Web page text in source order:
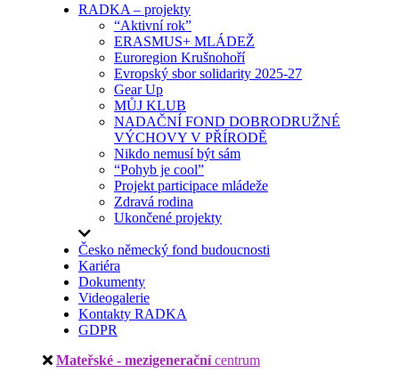
RADKA – projekty
“Aktivní rok”
ERASMUS+ MLÁDEŽ
Euroregion Krušnohoří
Evropský sbor solidarity 2025-27
Gear Up
MŮJ KLUB
NADAČNÍ FOND DOBRODRUŽNÉ
VÝCHOVY V PŘÍRODĚ
Nikdo nemusí být sám
“Pohyb je cool”
Projekt participace mládeže
Zdravá rodina
Ukončené projekty
Česko německý fond budoucnosti
Kariéra
Dokumenty
Videogalerie
Kontakty RADKA
GDPR
Mateřské - mezigenerační centrum